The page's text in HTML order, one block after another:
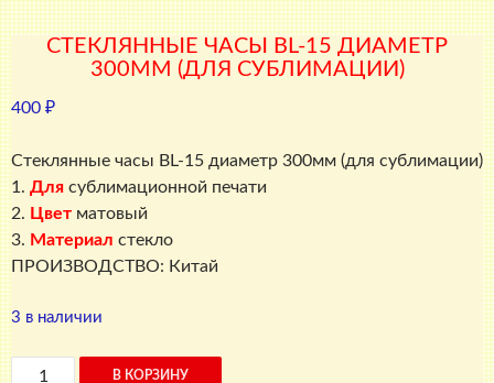
СТЕКЛЯННЫЕ ЧАСЫ BL-15 ДИАМЕТР
300ММ (ДЛЯ СУБЛИМАЦИИ)
400 ₽
Стеклянные часы BL-15 диаметр 300мм (для сублимации)
1. Для сублимационной печати
2. Цвет матовый
3. Материал стекло
ПРОИЗВОДСТВО: Китай
3 в наличии
Количество
В КОРЗИНУ